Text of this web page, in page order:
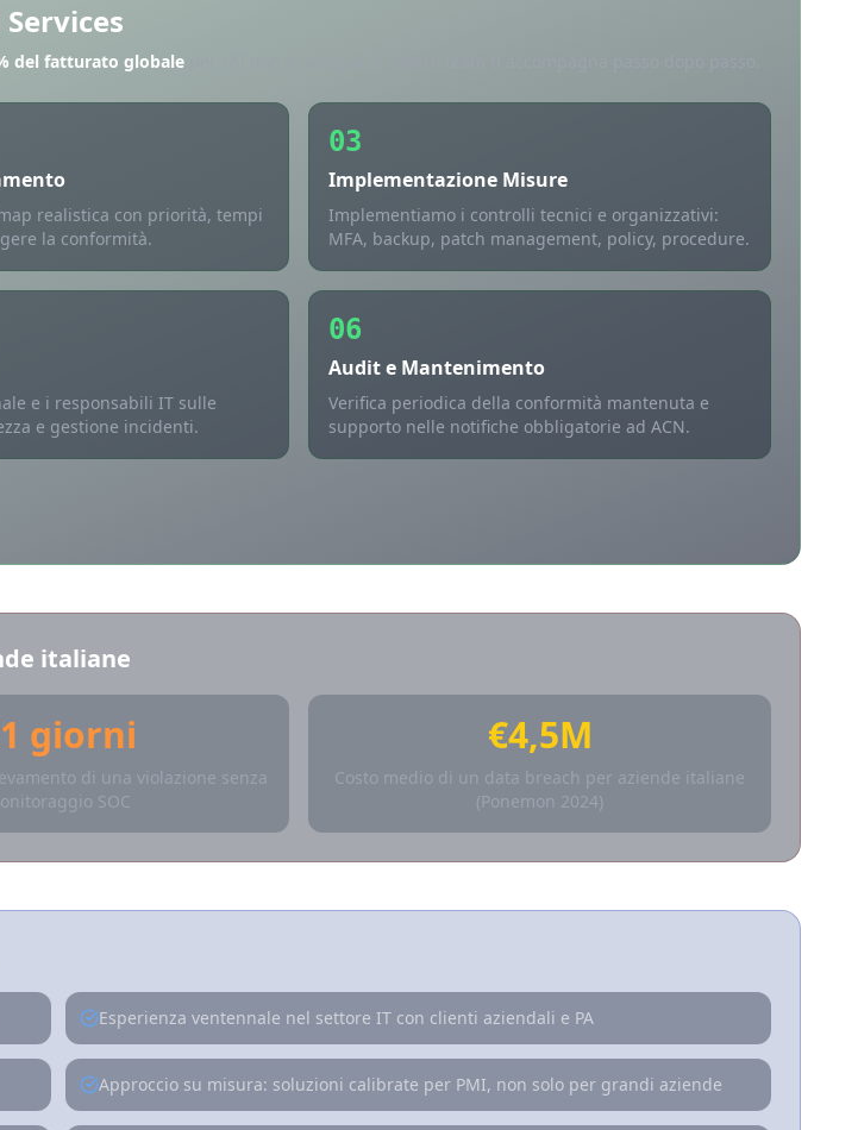
del fatturato globale
realistica con priorità, tempi
la conformità.
03
Implementazione Misure
Implementiamo i controlli tecnici e organizzativi:
MFA, backup, patch management, policy, procedure.
e i responsabili IT sulle
e gestione incidenti.
06
Audit e Mantenimento
Verifica periodica della conformità mantenuta e
supporto nelle notifiche obbligatorie ad ACN.
italiane
giorni
di una violazione senza
SOC
€4,5M
Costo medio di un data breach per aziende italiane
(Ponemon 2024)
Esperienza ventennale nel settore IT con clienti aziendali e PA
Approccio su misura: soluzioni calibrate per PMI, non solo per grandi aziende